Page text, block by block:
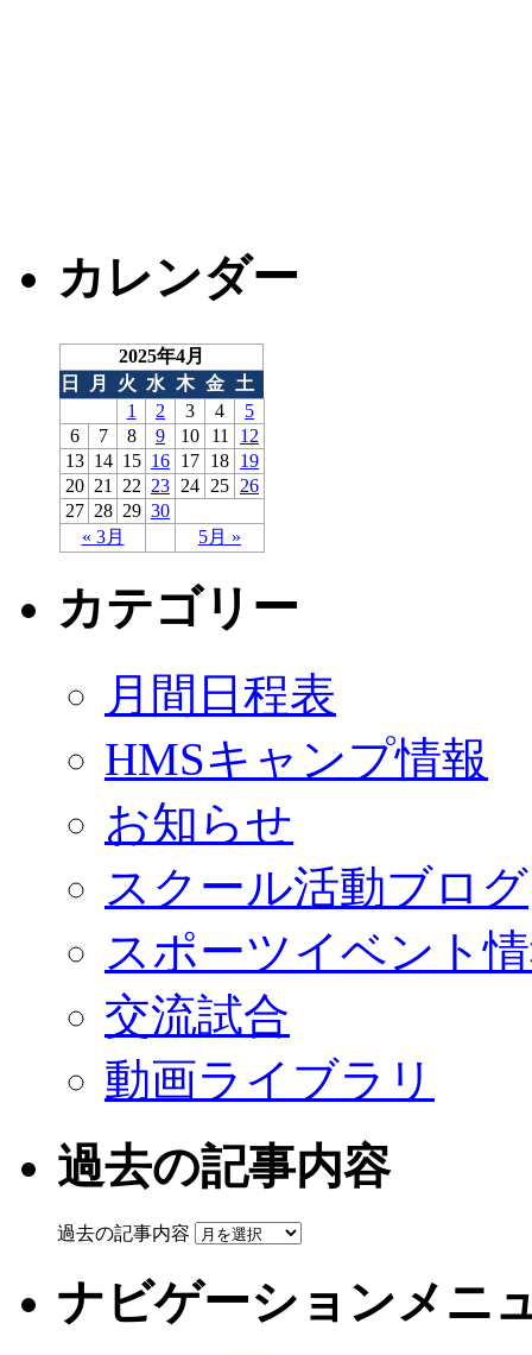
カレンダー
2025年4月
日
月 火 水 木 金 土
« 3月 5月 »
1 2 3 4
5
6
7 8 9 10 11
12
13 14 15 16 17 18 19
20 21 22 23 24 25 26
27 28 29 30
カテゴリー
月間日程表
HMSキャンプ情報
お知らせ
スクール活動ブログ
スポーツイベント
交流試合
動画ライブラリ
過去の記事内容
過去の記事内容
ナビゲーションメニ